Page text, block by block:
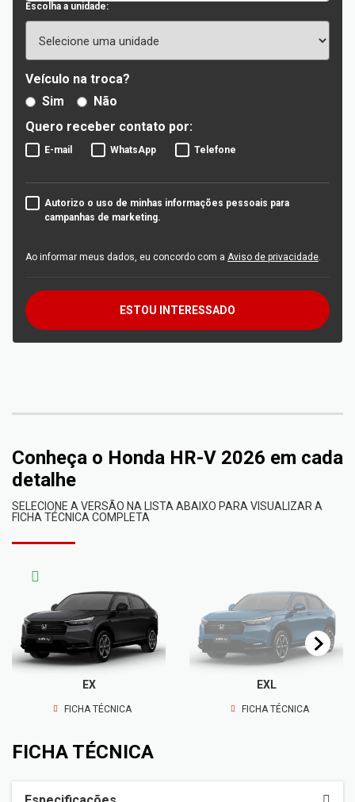
Escolha a unidade:
Veículo na troca?
Sim
Não
Quero receber contato por:
E-mail WhatsApp Telefone
Autorizo o uso de minhas informações pessoais para
campanhas de marketing.
Ao informar meus dados, eu concordo com a Aviso de privacidade.
ESTOU INTERESSADO
Conheça o Honda HR-V 2026 em cada
detalhe
SELECIONE A VERSÃO NA LISTA ABAIXO PARA VISUALIZAR A
FICHA TÉCNICA COMPLETA
EX
FICHA TÉCNICA
EXL
FICHA TÉCNICA
FICHA TÉCNICA